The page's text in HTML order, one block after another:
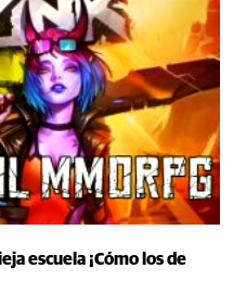
escuela ¡Cómo los de